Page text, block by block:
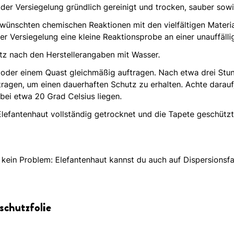
Versiegelung gründlich gereinigt und trocken, sauber
chemischen Reaktionen mit den vielfältigen
Versiegelung eine kleine Reaktionsprobe an einer
nach den Herstellerangaben mit Wasser.
einem Quast gleichmäßig auftragen. Nach etwa drei
um einen dauerhaften Schutz zu erhalten. Achte
etwa 20 Grad Celsius liegen.
vollständig getrocknet und die Tapete
Problem: Elefantenhaut kannst du auch auf